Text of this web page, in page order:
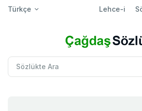
Türkçe Lehce-i